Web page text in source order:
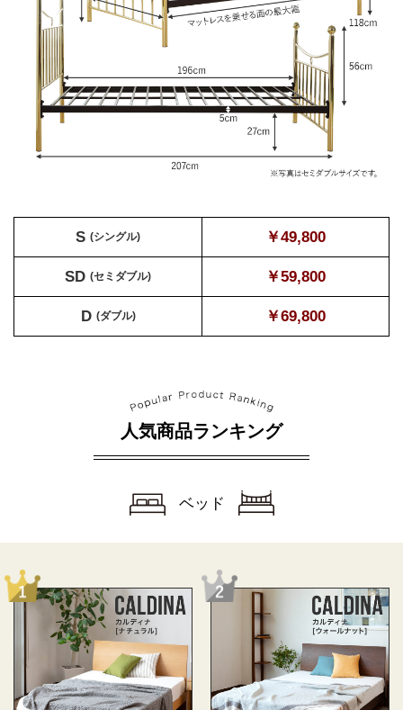
S (シングル) ￥49,800
SD (セミダブル) ￥59,800
D (ダブル) ￥69,800
人気商品ランキング
ベッド